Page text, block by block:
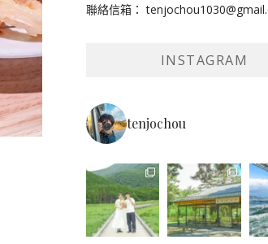
聯絡信箱：
INSTAGRAM
tenjochou